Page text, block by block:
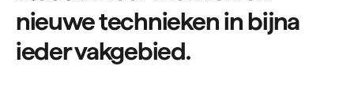
nieuwe technieken in bijna
ieder vakgebied.